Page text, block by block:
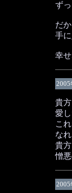
ず
だ
手
幸
2005
貴方
愛
こ
な
貴
憎
2005